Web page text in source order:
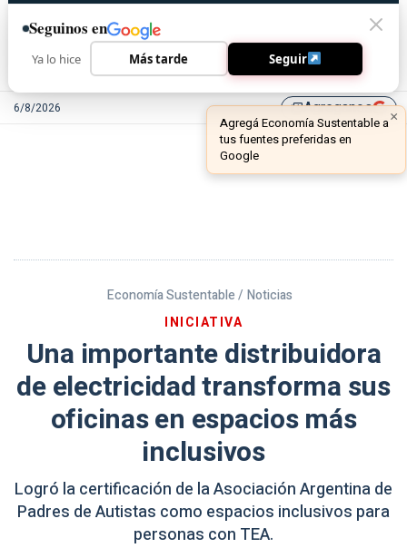
6/8/2026 library_addAgreganos
Economía Sustentable / Noticias
INICIATIVA
Una importante distribuidora
de electricidad transforma sus
oficinas en espacios más
inclusivos
Logró la certificación de la Asociación Argentina de
Padres de Autistas como espacios inclusivos para
personas con TEA.
Seguinos en
Ya lo hice Más tarde Seguir